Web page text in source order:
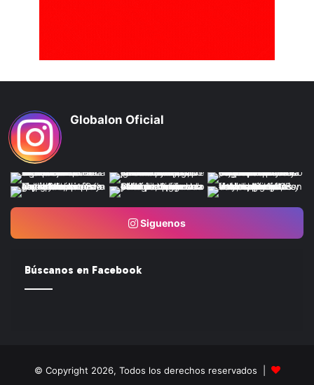
Globalon Oficial
Siguenos
Búscanos en Facebook
© Copyright 2026, Todos los derechos reservados |